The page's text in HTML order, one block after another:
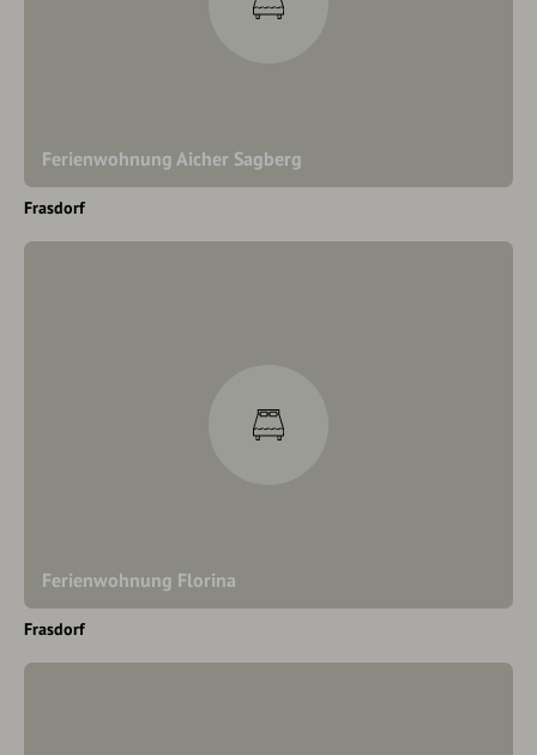
Ferienwohnung Aicher Sagberg
Frasdorf
Ferienwohnung Florina
Frasdorf